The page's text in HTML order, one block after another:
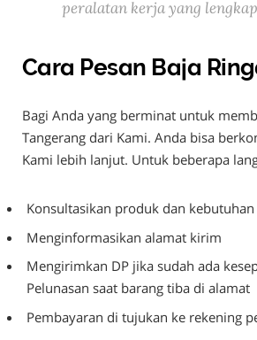
peralatan kerja yang
Cara Pesan Baja
Bagi Anda yang berminat untuk
Tangerang dari Kami. Anda bisa
Kami lebih lanjut. Untuk beberapa
Konsultasikan produk dan kebutuhan
Menginformasikan alamat kirim
Mengirimkan DP jika sudah ada
Pelunasan saat barang tiba di alamat
Pembayaran di tujukan ke rekening